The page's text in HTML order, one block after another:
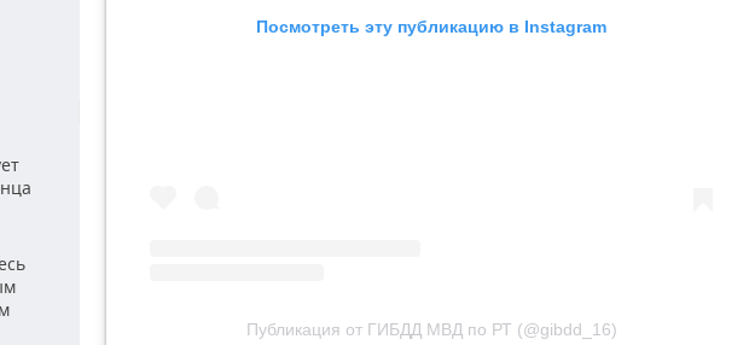
Посмотреть эту публикацию в Instagram
Публикация от ГИБДД МВД по РТ (@gibdd_16)